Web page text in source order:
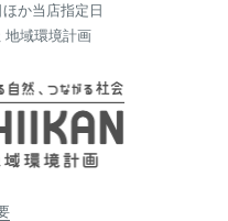
か当店指定日
地域環境計画